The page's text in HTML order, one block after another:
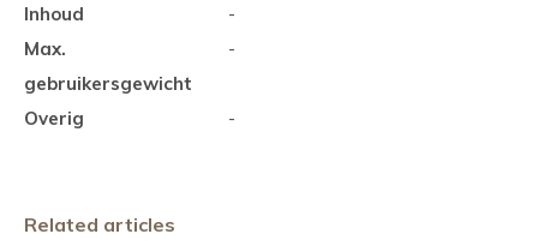
Inhoud
-
Max.
gebruikersgewicht
-
Overig -
Related articles